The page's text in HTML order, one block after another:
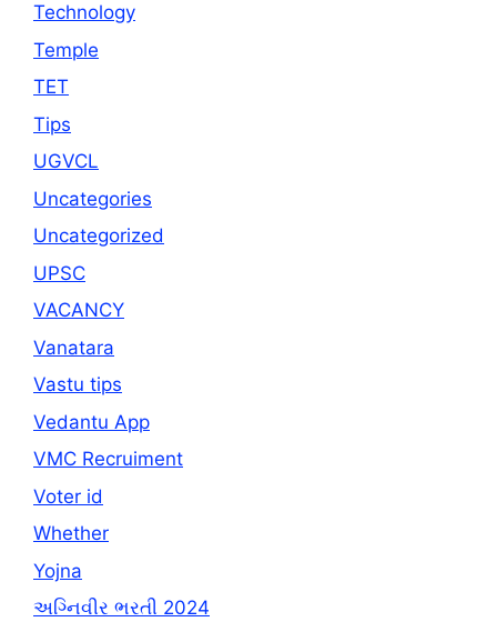
Technology
Temple
TET
Tips
UGVCL
Uncategories
Uncategorized
UPSC
VACANCY
Vanatara
Vastu tips
Vedantu App
VMC Recruiment
Voter id
Whether
Yojna
અગ્નિવીર ભરતી 2024